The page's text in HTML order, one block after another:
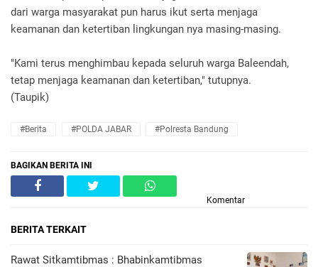
dari warga masyarakat pun harus ikut serta menjaga
keamanan dan ketertiban lingkungan nya masing-masing.
"Kami terus menghimbau kepada seluruh warga Baleendah,
tetap menjaga keamanan dan ketertiban," tutupnya.
(Taupik)
#Berita #POLDA JABAR #Polresta Bandung
BAGIKAN BERITA INI
Komentar
BERITA TERKAIT
Rawat Sitkamtibmas : Bhabinkamtibmas